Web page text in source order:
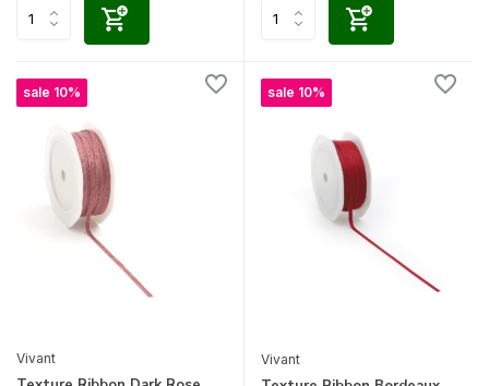
sale 10%
Vivant
sale 10%
Vivant